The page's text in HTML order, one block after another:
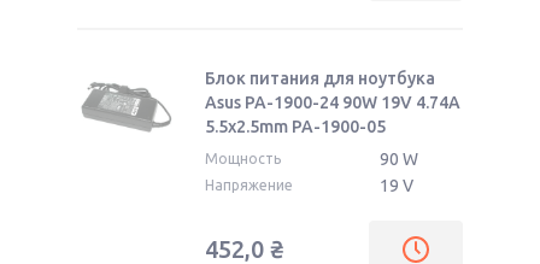
Блок питания для ноутбука
Asus PA-1900-24 90W 19V 4.74A
5.5x2.5mm PA-1900-05
Мощность 90 W
Напряжение 19 V
452,0 ₴